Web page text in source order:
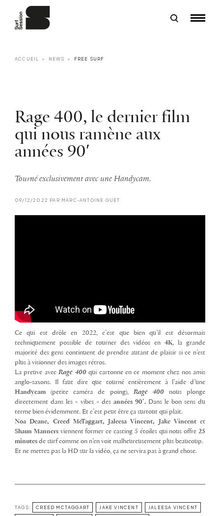
ACCUEIL NEWS FREE SURF
Rage 400, le dernier film
qui nous ramène aux
années 90′
Tourné exclusivement avec une Handycam.
09/12/2022 PAR MARC-ANTOINE GUET
Ce qui est drôle en 2022, c’est que bien qu’il est désormais
techniquement possible de tourner des vidéos en4K, la grande
majorité des gens continuent de prendre autant de plaisir si ce n’est
plus à visionner des images rétros.
La preuve avecRage 400qui cartonne en ce moment chez nos amis
anglo-saxons. Il faut dire que tourné entièrement à l’aide d’une
Handycam (petite caméra de poing), Rage 400nous plonge
directement dans les « vibes » des années 90′. Dans le bon sens du
terme bien évidemment. Et c’est peut être ça surtout qui plait.
Noa Deane, Creed McTaggart, Jaleesa Vincent, Jake Vincent et
Shaun Mannersviennent former ce casting 5 étoiles qui nous offre25
minutes de surf comme on n’en voit malheureusement plus beaucoup.
Et ne mettez pas la HD sur la vidéo, ça ne servira pas à grand chose.
TAGS: CREED MCTAGGART JAKE VINCENT JALEESA VINCENT